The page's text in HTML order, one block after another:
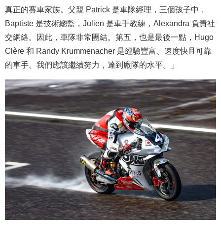
真正的賽車家族。父親 Patrick 是車隊經理，三個孩子中，
Baptiste 是技術總監，Julien 是車手教練，Alexandra 負責社
交網絡。因此，車隊非常團結。第五，也是最後一點，Hugo
Clère 和 Randy Krummenacher 是經驗豐富、速度快且可靠
的車手。我們應該繼續努力，達到廠隊的水平。」